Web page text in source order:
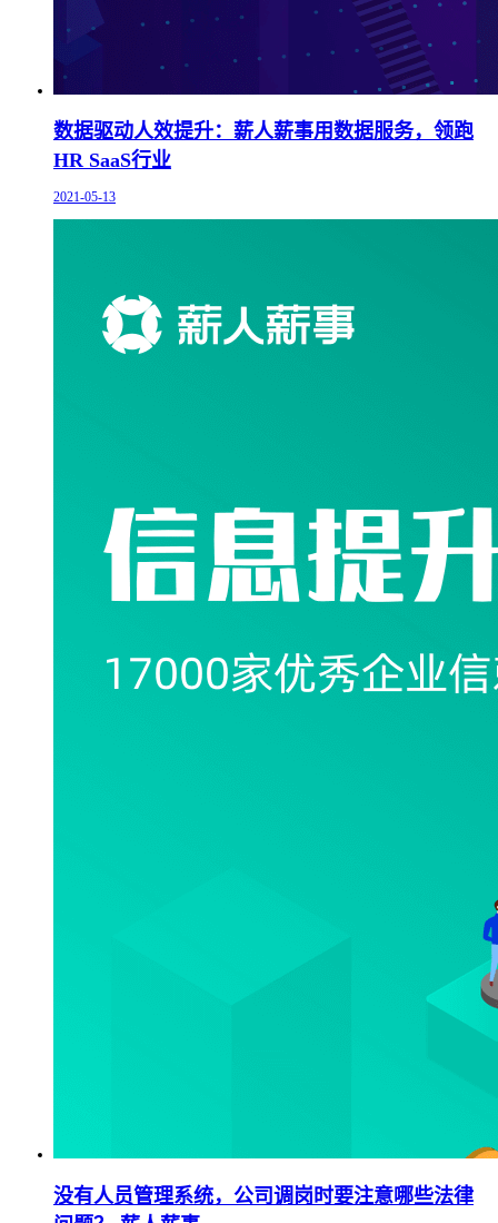
数据驱动人效提升：薪人薪事用数据服务，领跑
HR SaaS行业
2021-05-13
没有人员管理系统，公司调岗时要注意哪些法律